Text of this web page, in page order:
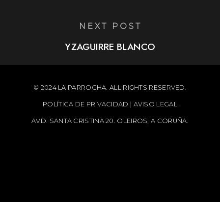
NEXT POST
YZAGUIRRE BLANCO
© 2024 LA PARROCHA. ALL RIGHTS RESERVED.
POLÍTICA DE PRIVACIDAD AVISO LEGAL
AVD. SANTA CRISTINA 20. OLEIROS, A CORUÑA.